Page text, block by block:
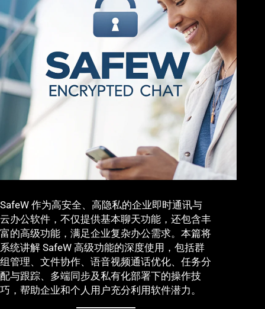
SafeW 作为高安全、高隐私的企业即时通讯与
云办公软件，不仅提供基本聊天功能，还包含丰
富的高级功能，满足企业复杂办公需求。本篇将
系统讲解 SafeW 高级功能的深度使用，包括群
组管理、文件协作、语音视频通话优化、任务分
配与跟踪、多端同步及私有化部署下的操作技
巧，帮助企业和个人用户充分利用软件潜力。